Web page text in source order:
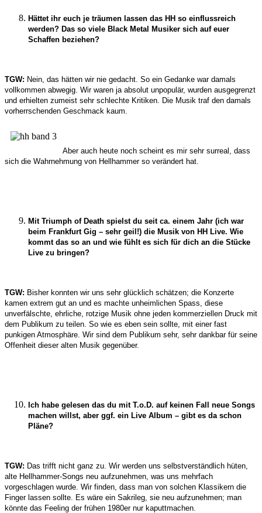
Hättet ihr euch je träumen lassen das HH so einflussreich
werden? Das so viele Black Metal Musiker sich auf euer
Schaffen beziehen?
TGW: Nein, das hätten wir nie gedacht. So ein Gedanke war damals
vollkommen abwegig. Wir waren ja absolut unpopulär, wurden ausgegrenzt
und erhielten zumeist sehr schlechte Kritiken. Die Musik traf den damals
vorherrschenden Geschmack kaum.
Aber auch heute noch scheint es mir sehr surreal, dass
sich die Wahrnehmung von Hellhammer so verändert hat.
Mit Triumph of Death spielst du seit ca. einem Jahr (ich war
beim Frankfurt Gig – sehr geil!) die Musik von HH Live. Wie
kommt das so an und wie fühlt es sich für dich an die Stücke
Live zu bringen?
TGW: Bisher konnten wir uns sehr glücklich schätzen; die Konzerte
kamen extrem gut an und es machte unheimlichen Spass, diese
unverfälschte, ehrliche, rotzige Musik ohne jeden kommerziellen Druck mit
dem Publikum zu teilen. So wie es eben sein sollte, mit einer fast
punkigen Atmosphäre. Wir sind dem Publikum sehr, sehr dankbar für seine
Offenheit dieser alten Musik gegenüber.
Ich habe gelesen das du mit T.o.D. auf keinen Fall neue Songs
machen willst, aber ggf. ein Live Album – gibt es da schon
Pläne?
TGW: Das trifft nicht ganz zu. Wir werden uns selbstverständlich hüten,
alte Hellhammer-Songs neu aufzunehmen, was uns mehrfach
vorgeschlagen wurde. Wir finden, dass man von solchen Klassikern die
Finger lassen sollte. Es wäre ein Sakrileg, sie neu aufzunehmen; man
könnte das Feeling der frühen 1980er nur kaputtmachen.